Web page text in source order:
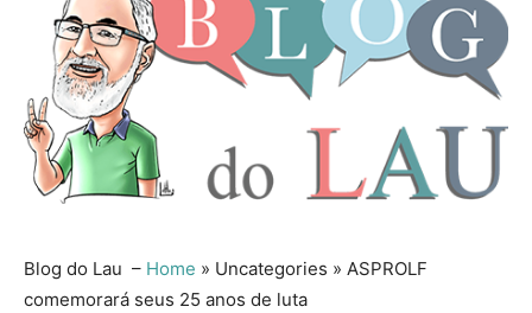
Blog do Lau – Home » Uncategories » ASPROLF
comemorará seus 25 anos de luta